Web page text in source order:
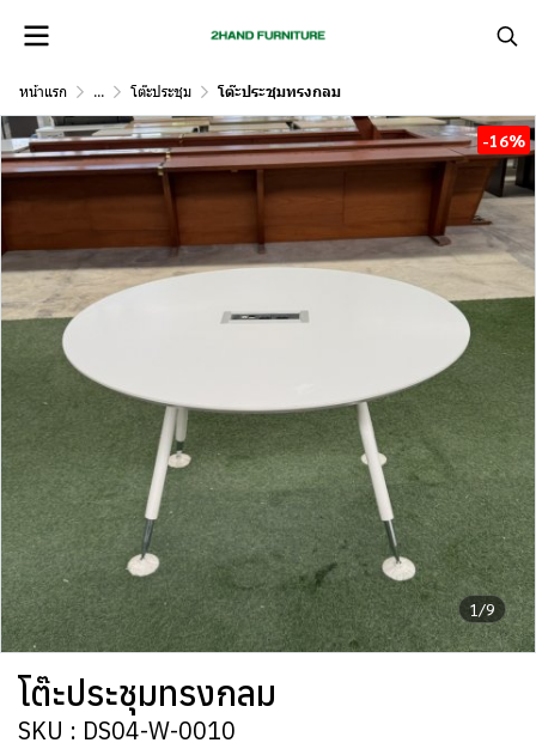
หน้าแรก ... โต๊ะประชุม โต๊ะประชุมทรงกลม
1/9
-16%
โต๊ะประชุมทรงกลม
SKU : DS04-W-0010